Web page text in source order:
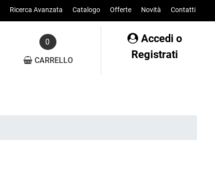
Ricerca Avanzata Catalogo Offerte Novità Contatti
0
CARRELLO
Accedi o
Registrati